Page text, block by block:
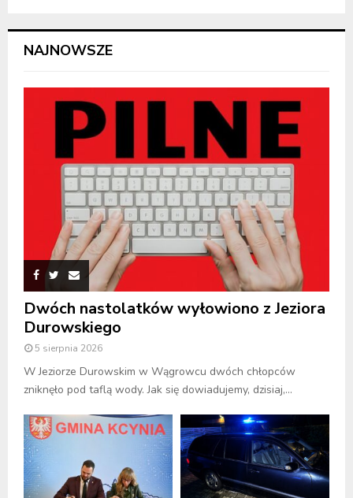
NAJNOWSZE
Dwóch nastolatków wyłowiono z Jeziora
Durowskiego
5 sierpnia 2026
W Jeziorze Durowskim w Wągrowcu dwóch chłopców
zniknęło pod taflą wody. Jak się dowiadujemy, dzisiaj,...